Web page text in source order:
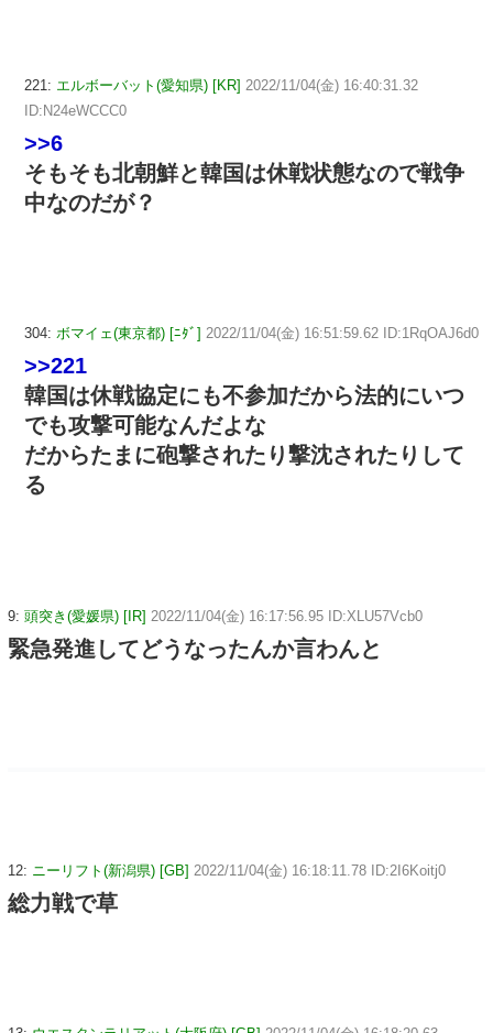
221: エルボーバット(愛知県) [KR] 2022/11/04(金) 16:40:31.32
ID:N24eWCCC0
>>6
そもそも北朝鮮と韓国は休戦状態なので戦争
中なのだが？
304: ボマイェ(東京都) [ﾆﾀﾞ] 2022/11/04(金) 16:51:59.62 ID:1RqOAJ6d0
>>221
韓国は休戦協定にも不参加だから法的にいつ
でも攻撃可能なんだよな
だからたまに砲撃されたり撃沈されたりして
る
9: 頭突き(愛媛県) [IR] 2022/11/04(金) 16:17:56.95 ID:XLU57Vcb0
緊急発進してどうなったんか言わんと
12: ニーリフト(新潟県) [GB] 2022/11/04(金) 16:18:11.78 ID:2I6Koitj0
総力戦で草